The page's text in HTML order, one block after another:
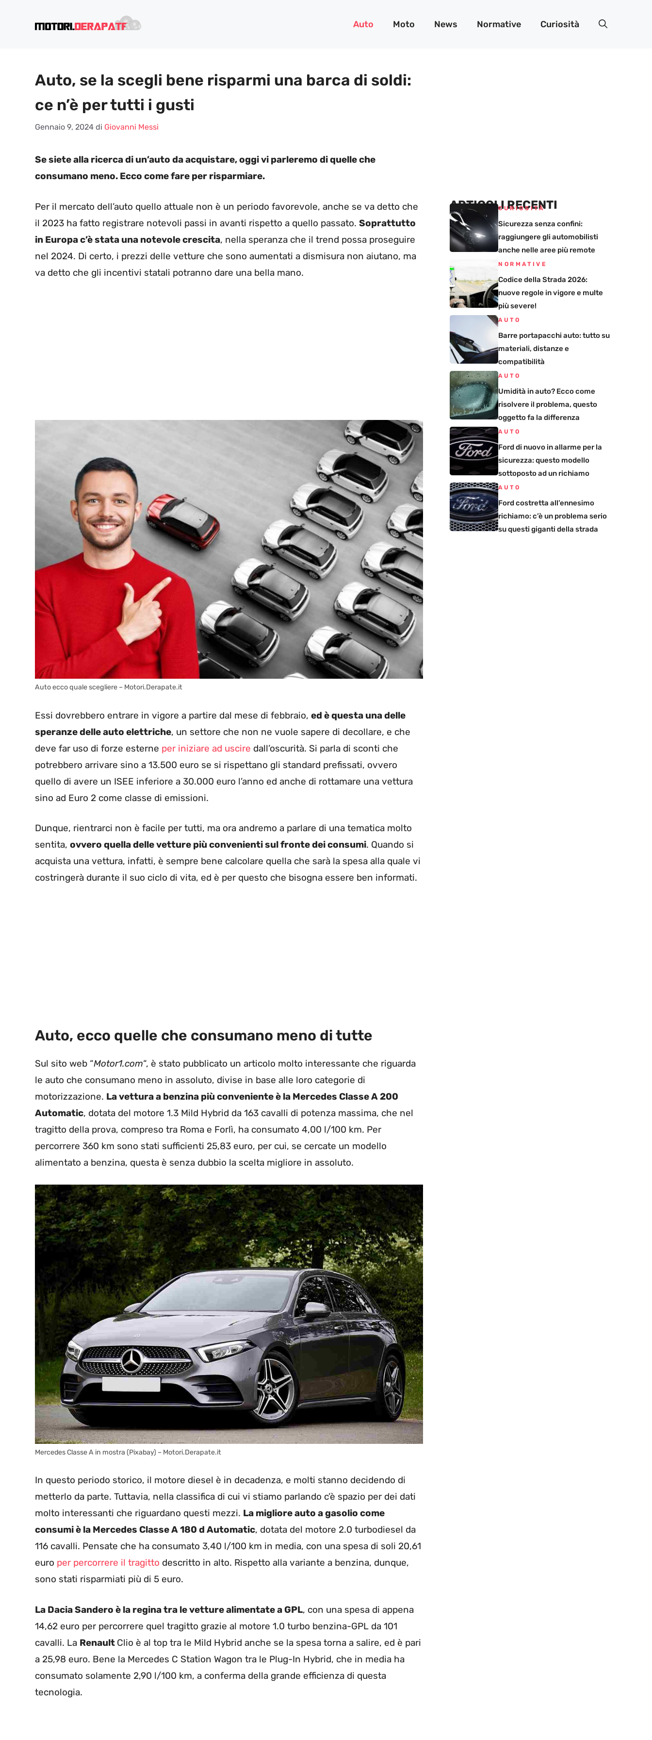
Auto Moto News Normative Curiosità
Auto, se la scegli bene risparmi una barca di soldi:
ce n’è per tutti i gusti
Gennaio 9, 2024 di Giovanni Messi
Se siete alla ricerca di un’auto da acquistare, oggi vi parleremo di quelle che
consumano meno. Ecco come fare per risparmiare.
Per il mercato dell’auto quello attuale non è un periodo favorevole, anche se va detto che
il 2023 ha fatto registrare notevoli passi in avanti rispetto a quello passato. Soprattutto
in Europa c’è stata una notevole crescita, nella speranza che il trend possa proseguire
nel 2024. Di certo, i prezzi delle vetture che sono aumentati a dismisura non aiutano, ma
va detto che gli incentivi statali potranno dare una bella mano.
Auto ecco quale scegliere – Motori.Derapate.it
Essi dovrebbero entrare in vigore a partire dal mese di febbraio, ed è questa una delle
speranze delle auto elettriche, un settore che non ne vuole sapere di decollare, e che
deve far uso di forze esterne per iniziare ad uscire dall’oscurità. Si parla di sconti che
potrebbero arrivare sino a 13.500 euro se si rispettano gli standard prefissati, ovvero
quello di avere un ISEE inferiore a 30.000 euro l’anno ed anche di rottamare una vettura
sino ad Euro 2 come classe di emissioni.
Dunque, rientrarci non è facile per tutti, ma ora andremo a parlare di una tematica molto
sentita, ovvero quella delle vetture più convenienti sul fronte dei consumi. Quando si
acquista una vettura, infatti, è sempre bene calcolare quella che sarà la spesa alla quale vi
costringerà durante il suo ciclo di vita, ed è per questo che bisogna essere ben informati.
Auto, ecco quelle che consumano meno di tutte
Sul sito web “Motor1.com“, è stato pubblicato un articolo molto interessante che riguarda
le auto che consumano meno in assoluto, divise in base alle loro categorie di
motorizzazione. La vettura a benzina più conveniente è la Mercedes Classe A 200
Automatic, dotata del motore 1.3 Mild Hybrid da 163 cavalli di potenza massima, che nel
tragitto della prova, compreso tra Roma e Forlì, ha consumato 4,00 l/100 km. Per
percorrere 360 km sono stati sufficienti 25,83 euro, per cui, se cercate un modello
alimentato a benzina, questa è senza dubbio la scelta migliore in assoluto.
Mercedes Classe A in mostra (Pixabay) – Motori.Derapate.it
In questo periodo storico, il motore diesel è in decadenza, e molti stanno decidendo di
metterlo da parte. Tuttavia, nella classifica di cui vi stiamo parlando c’è spazio per dei dati
molto interessanti che riguardano questi mezzi. La migliore auto a gasolio come
consumi è la Mercedes Classe A 180 d Automatic, dotata del motore 2.0 turbodiesel da
116 cavalli. Pensate che ha consumato 3,40 l/100 km in media, con una spesa di soli 20,61
euro per percorrere il tragitto descritto in alto. Rispetto alla variante a benzina, dunque,
sono stati risparmiati più di 5 euro.
La Dacia Sandero è la regina tra le vetture alimentate a GPL, con una spesa di appena
14,62 euro per percorrere quel tragitto grazie al motore 1.0 turbo benzina-GPL da 101
cavalli. La Renault Clio è al top tra le Mild Hybrid anche se la spesa torna a salire, ed è pari
a 25,98 euro. Bene la Mercedes C Station Wagon tra le Plug-In Hybrid, che in media ha
consumato solamente 2,90 l/100 km, a conferma della grande efficienza di questa
tecnologia.
ARTICOLI RECENTI
CURIOSITÀ
Sicurezza senza confini:
raggiungere gli automobilisti
anche nelle aree più remote
NORMATIVE
Codice della Strada 2026:
nuove regole in vigore e multe
più severe!
AUTO
Barre portapacchi auto: tutto su
materiali, distanze e
compatibilità
AUTO
Umidità in auto? Ecco come
risolvere il problema, questo
oggetto fa la differenza
AUTO
Ford di nuovo in allarme per la
sicurezza: questo modello
sottoposto ad un richiamo
AUTO
Ford costretta all’ennesimo
richiamo: c’è un problema serio
su questi giganti della strada